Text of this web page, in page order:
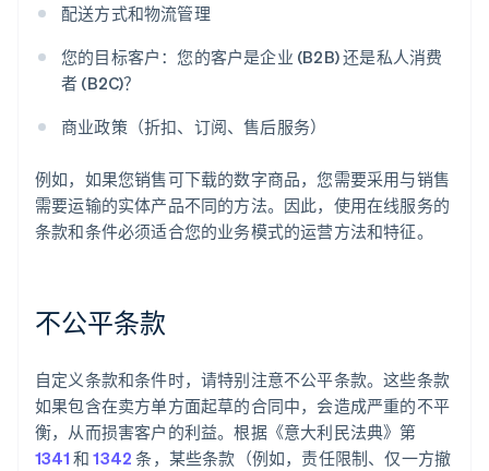
配送方式和物流管理
您的目标客户：您的客户是企业 (B2B) 还是私人消费
者 (B2C)？
商业政策（折扣、订阅、售后服务）
例如，如果您销售可下载的数字商品，您需要采用与销售
需要运输的实体产品不同的方法。因此，使用在线服务的
条款和条件必须适合您的业务模式的运营方法和特征。
不公平条款
自定义条款和条件时，请特别注意不公平条款。这些条款
如果包含在卖方单方面起草的合同中，会造成严重的不平
衡，从而损害客户的利益。根据《意大利民法典》第
1341 和1342 条，某些条款（例如，责任限制、仅一方撤